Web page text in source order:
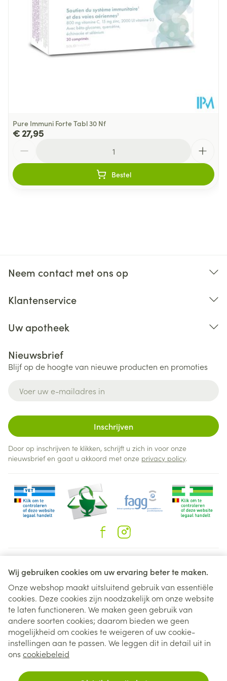
Wij gebruiken cookies om uw ervaring beter te maken.
Onze webshop maakt uitsluitend gebruik van essentiële
cookies. Deze cookies zijn noodzakelijk om onze website
te laten functioneren. We maken geen gebruik van
andere soorten cookies; daarom bieden we geen
mogelijkheid om cookies te weigeren of uw cookie-
instellingen aan te passen. We leggen dit in detail uit in
ons cookiebeleid
Dieetbeperkingen
Lactosevrij, Zonder
bewaarmiddelen, Zonder
Pure Immuni Forte Tabl 30 Nf
€ 27,95
Bestel
Neem contact met ons op
Klantenservice
Uw apotheek
Nieuwsbrief
Blijf op de hoogte van nieuwe producten en promoties
Inschrijven
Door op inschrijven te klikken, schrijft u zich in voor onze
nieuwsbrief en gaat u akkoord met onze privacy policy.
Juridische links